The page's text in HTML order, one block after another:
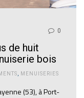
0
de huit
bois
, MENUISERIES
(53), à Port-